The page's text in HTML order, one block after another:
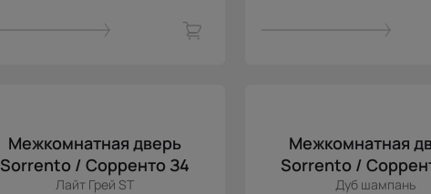
Межкомнатная дверь
Sorrento / Сорренто З4
Лайт Грей ST
Межкомнатная
Sorrento /
Дуб шампань